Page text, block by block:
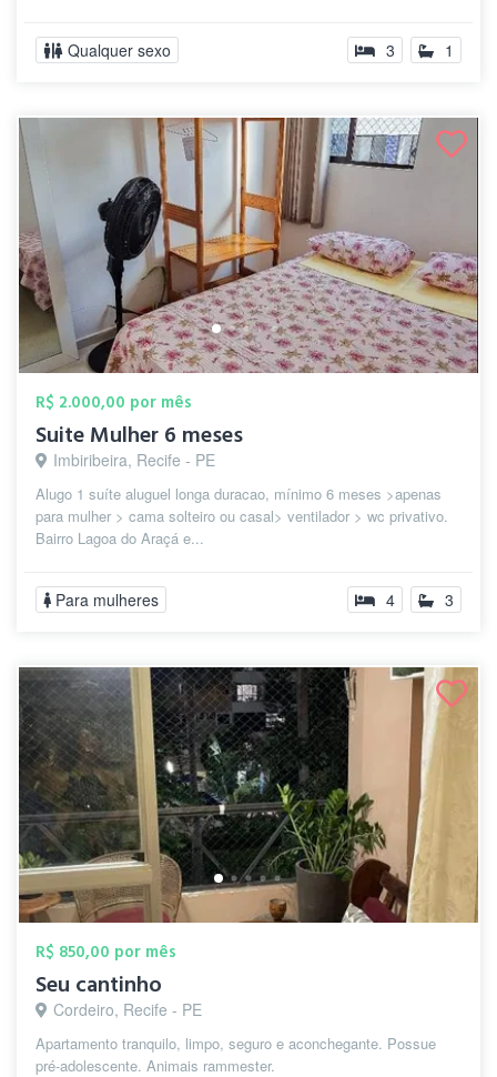
Qualquer sexo 3 1
R$ 2.000,00 por mês
Suite Mulher 6 meses
Imbiribeira, Recife - PE
Alugo 1 suíte aluguel longa duracao, mínimo 6 meses >apenas
para mulher > cama solteiro ou casal> ventilador > wc privativo.
Bairro Lagoa do Araçá e...
Para mulheres 4 3
R$ 850,00 por mês
Seu cantinho
Cordeiro, Recife - PE
Apartamento tranquilo, limpo, seguro e aconchegante. Possue
pré-adolescente. Animais rammester.